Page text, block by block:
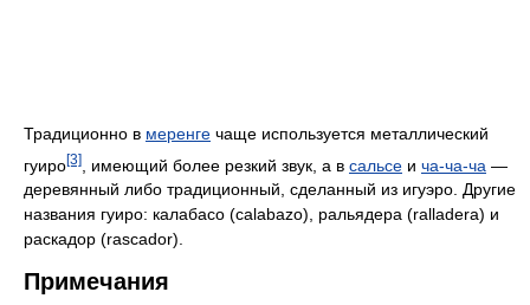
Традиционно в меренге чаще используется металлический
гуиро[3] , имеющий более резкий звук, а в сальсе и ча-ча-ча —
деревянный либо традиционный, сделанный из игуэро. Другие
названия гуиро: калабасо (calabazo), ральядера (ralladera) и
раскадор (rascador).
Примечания